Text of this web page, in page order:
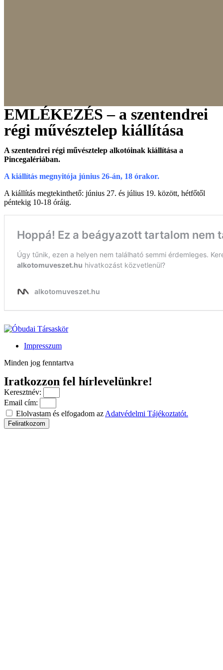
EMLÉKEZÉS – a szentendrei
régi művésztelep kiállítása
A szentendrei régi művésztelep alkotóinak kiállítása a
Pincegalériában.
A kiállítás megnyitója június 26-án, 18 órakor.
A kiállítás megtekinthető: június 27. és július 19. között, hétfőtől
péntekig 10-18 óráig.
Impresszum
Minden jog fenntartva
Iratkozzon fel hírlevelünkre!
Keresztnév:
Email cím:
Elolvastam és elfogadom az Adatvédelmi Tájékoztatót.
Feliratkozom